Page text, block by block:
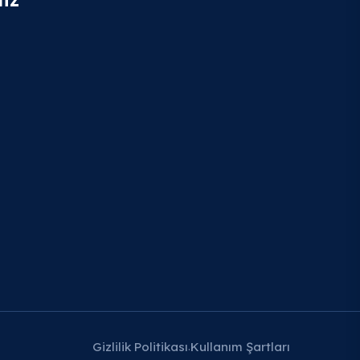
Gizlilik Politikası Kullanım Şartları